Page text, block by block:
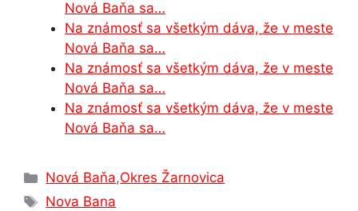
Nová Baňa sa…
Na známosť sa všetkým dáva, že v meste
Nová Baňa sa…
Na známosť sa všetkým dáva, že v meste
Nová Baňa sa…
Na známosť sa všetkým dáva, že v meste
Nová Baňa sa…
Kategórie
Nová Baňa,Okres Žarnovica
Značky
Nova Bana